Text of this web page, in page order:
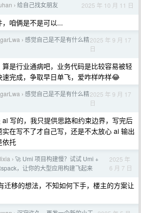
› 给自己找女朋友 2025 年 10 月 11 日
咱俩是不是可以...
› 感觉自己是不是有什么精2025 年 9 月 17
日
是行业通病吧，业务代码是比较容易被轻
完成，争取早日单飞，爱咋样咋样😂
› 感觉自己是不是有什么精2025 年 9 月 17
日
ai 写的，我只提供思路和约束边界，写完后
在写不了才自己写，还是不太放心 ai 输出
依托
› 🚀 Umi 项目构建慢？试试 Umi +
，让你的大型应用构建飞起来
2025 年
6 月 7 日
迁移的想法，不知如何下手，楼主的方案让